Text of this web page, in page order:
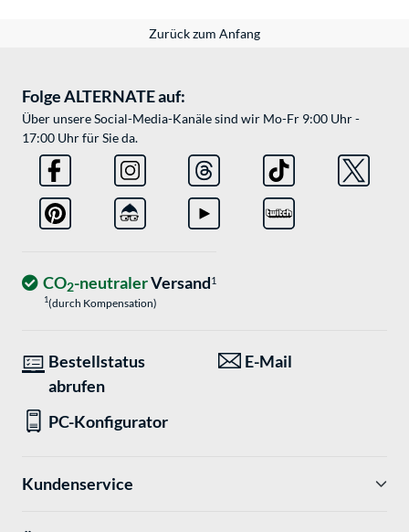
Zurück zum Anfang
Folge ALTERNATE auf:
Über unsere Social-Media-Kanäle sind wir Mo-Fr 9:00 Uhr -
17:00 Uhr für Sie da.
CO2-neutralerVersand1
1(durch Kompensation)
Bestellstatus
abrufen
E-Mail
PC-Konfigurator
Kundenservice